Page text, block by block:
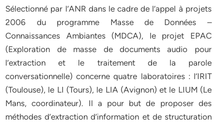
Sélectionné par l’ANR dans le cadre de l’appel à projets
2006 du programme Masse de Données –
Connaissances Ambiantes (MDCA), le projet EPAC
(Exploration de masse de documents audio pour
l’extraction et le traitement de la parole
conversationnelle) concerne quatre laboratoires : l’IRIT
(Toulouse), le LI (Tours), le LIA (Avignon) et le LIUM (Le
Mans, coordinateur). Il a pour but de proposer des
méthodes d’extraction d’information et de structuration